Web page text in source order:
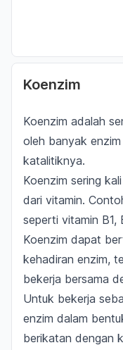
Koenzim
Koenzim adalah
oleh banyak
katalitiknya.
Koenzim sering
dari vitamin.
seperti vitamin B1,
Koenzim dapat
kehadiran enzim,
bekerja bersama
Untuk bekerja
enzim dalam
berikatan dengan